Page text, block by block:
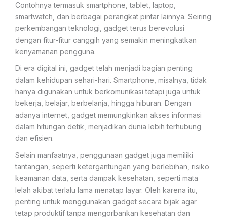
Contohnya termasuk smartphone, tablet, laptop,
smartwatch, dan berbagai perangkat pintar lainnya. Seiring
perkembangan teknologi, gadget terus berevolusi
dengan fitur-fitur canggih yang semakin meningkatkan
kenyamanan pengguna.
Di era digital ini, gadget telah menjadi bagian penting
dalam kehidupan sehari-hari. Smartphone, misalnya, tidak
hanya digunakan untuk berkomunikasi tetapi juga untuk
bekerja, belajar, berbelanja, hingga hiburan. Dengan
adanya internet, gadget memungkinkan akses informasi
dalam hitungan detik, menjadikan dunia lebih terhubung
dan efisien.
Selain manfaatnya, penggunaan gadget juga memiliki
tantangan, seperti ketergantungan yang berlebihan, risiko
keamanan data, serta dampak kesehatan, seperti mata
lelah akibat terlalu lama menatap layar. Oleh karena itu,
penting untuk menggunakan gadget secara bijak agar
tetap produktif tanpa mengorbankan kesehatan dan